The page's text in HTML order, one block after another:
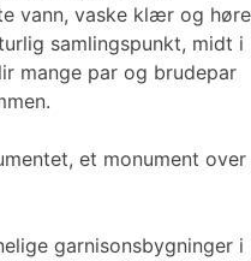
vann, vaske klær og høre
samlingspunkt, midt i
mange par og brudepar
et monument over
garnisonsbygninger i